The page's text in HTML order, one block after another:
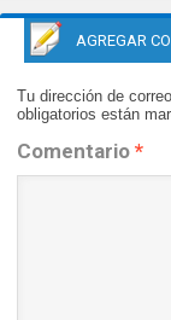
AGREGAR
Tu dirección de
obligatorios están
Comentario *